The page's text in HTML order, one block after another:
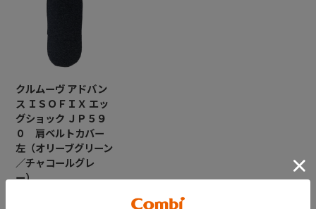
クルムーヴ アドバン
ス ＩＳＯＦＩＸ エッ
グショック ＪＰ５９
０ 肩ベルトカバー
左（オリーブグリーン
／チャコールグレ
ー）